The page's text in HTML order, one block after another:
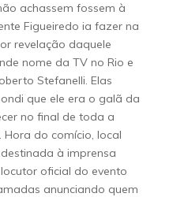
achassem fossem à
Figueiredo ia fazer na
revelação daquele
nome da TV no Rio e
Stefanelli. Elas
que ele era o galã da
no final de toda a
do comício, local
à imprensa
oficial do evento
anunciando quem